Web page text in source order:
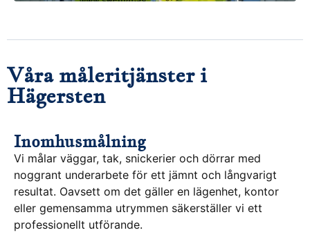
Våra måleritjänster i
Hägersten
Inomhusmålning
Vi målar väggar, tak, snickerier och dörrar med
noggrant underarbete för ett jämnt och långvarigt
resultat. Oavsett om det gäller en lägenhet, kontor
eller gemensamma utrymmen säkerställer vi ett
professionellt utförande.